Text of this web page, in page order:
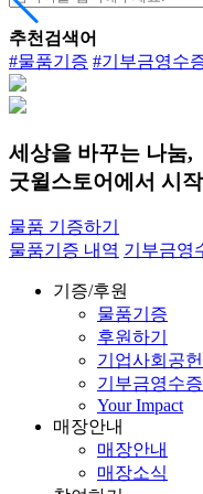
추천검색어
#물품기증 #기부금영수
세상을 바꾸는 나눔,
굿윌스토어에서 시
물품 기증하기
물품기증 내역 기부금영
기증/후원
물품기증
후원하기
기업사회공헌
기부금영수증
Your Impact
매장안내
매장안내
매장소식